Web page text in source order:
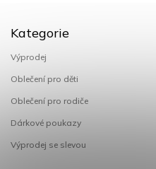
Kategorie
Výprodej
Oblečení pro děti
Oblečení pro rodiče
Dárkové poukazy
Výprodej se slevou